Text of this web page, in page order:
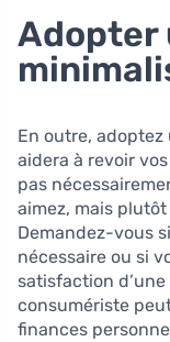
Adopter
En outre, adoptez
aidera à revoir
pas
aimez, mais
Demandez-vous
nécessaire ou si
satisfaction
consumériste
finances